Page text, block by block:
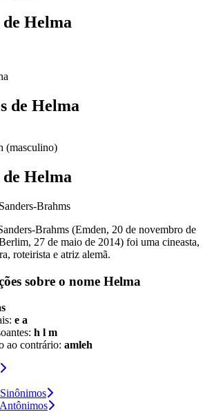
de Helma
de Helma
(masculino)
de Helma
Sanders-Brahms
Brahms (Emden, 20 de novembro de
27 de maio de 2014) foi uma cineasta,
roteirista e atriz alemã.
sobre o nome Helma
e a
h l m
ao contrário: amleh